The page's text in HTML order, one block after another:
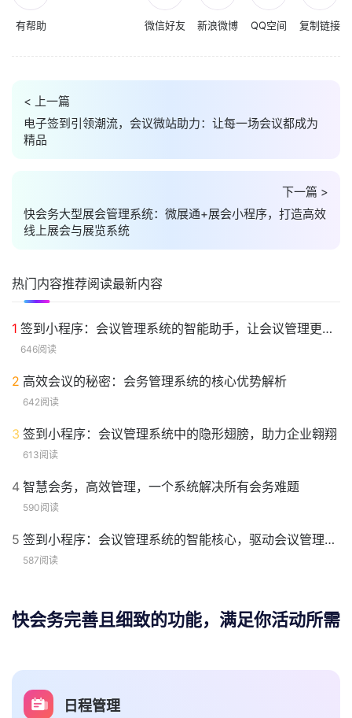
有帮助 微信好友 新浪微博 QQ空间 复制链接
< 上一篇
电子签到引领潮流，会议微站助力：让每一场会议都成为
精品
下一篇 >
快会务大型展会管理系统：微展通+展会小程序，打造高效
线上展会与展览系统
热门内容推荐阅读最新内容
1 签到小程序：会议管理系统的智能助手，让会议管理更高效
646阅读
2 高效会议的秘密：会务管理系统的核心优势解析
642阅读
3 签到小程序：会议管理系统中的隐形翅膀，助力企业翱翔
613阅读
4 智慧会务，高效管理，一个系统解决所有会务难题
590阅读
5 签到小程序：会议管理系统的智能核心，驱动会议管理升级
587阅读
快会务完善且细致的功能，满足你活动所需
日程管理